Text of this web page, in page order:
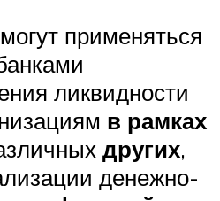
применяться
ликвидности
в рамках
других,
денежно-